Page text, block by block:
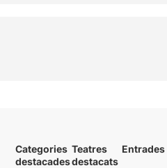
Categories
destacades
Teatres
destacats
Entrades